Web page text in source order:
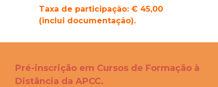
Taxa de participação: € 45,00
(inclui documentação).
Pré-inscrição em Cursos de Formação à
Distância da APCC.